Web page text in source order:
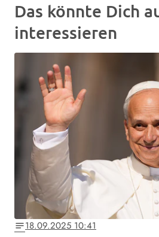
Das könnte Dich
interessieren
notes18.09.2025 10:41